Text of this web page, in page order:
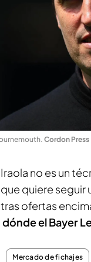
. Cordon Press
no es un
quiere seguir
ofertas
el Bayer
Mercado de fichajes